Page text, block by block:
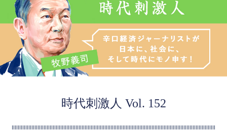
時代刺激人 Vol. 152